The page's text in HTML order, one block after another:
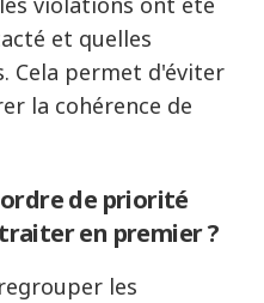
et quelles
Cela permet d'éviter
la cohérence de
de priorité
en premier ?
les